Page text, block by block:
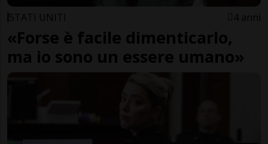
STATI UNITI 4 anni
«Forse è facile dimenticarlo,
ma io sono un essere umano»